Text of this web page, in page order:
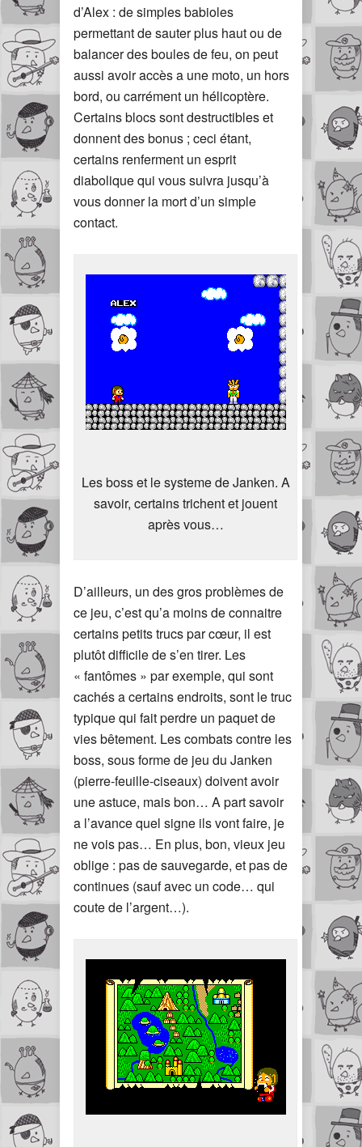
d’Alex : de simples babioles
permettant de sauter plus haut ou de
balancer des boules de feu, on peut
aussi avoir accès a une moto, un hors
bord, ou carrément un hélicoptère.
Certains blocs sont destructibles et
donnent des bonus ; ceci étant,
certains renferment un esprit
diabolique qui vous suivra jusqu’à
vous donner la mort d’un simple
contact.
Les boss et le systeme de Janken. A
savoir, certains trichent et jouent
après vous…
D’ailleurs, un des gros problèmes de
ce jeu, c’est qu’a moins de connaitre
certains petits trucs par cœur, il est
plutôt difficile de s’en tirer. Les
« fantômes » par exemple, qui sont
cachés a certains endroits, sont le truc
typique qui fait perdre un paquet de
vies bêtement. Les combats contre les
boss, sous forme de jeu du Janken
(pierre-feuille-ciseaux) doivent avoir
une astuce, mais bon… A part savoir
a l’avance quel signe ils vont faire, je
ne vois pas… En plus, bon, vieux jeu
oblige : pas de sauvegarde, et pas de
continues (sauf avec un code… qui
coute de l’argent…).